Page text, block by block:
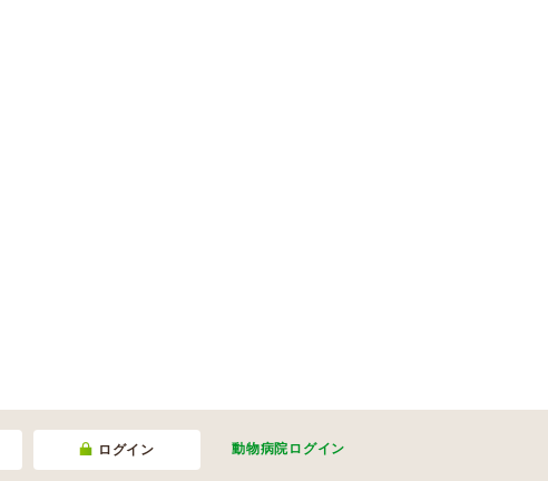
ログイン 動物病院 ログイン